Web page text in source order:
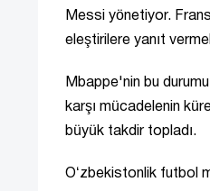
Messi yönetiyor.
eleştirilere yanıt
Mbappe'nin bu
karşı mücadelenin
büyük takdir topladı.
Oʻzbekistonlik futbol